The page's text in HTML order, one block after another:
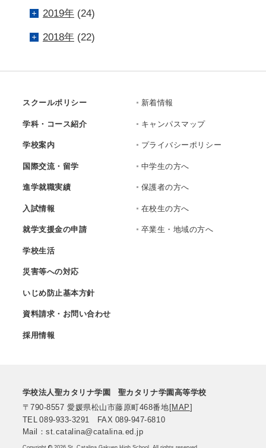
2019年(24)
2018年(22)
スクールポリシー
学科・コース紹介
学校案内
国際交流・留学
進学就職実績
入試情報
就学支援金の申請
学校生活
災害等への対応
いじめ防止基本方針
資料請求・お問い合わせ
採用情報
新着情報
キャンパスマップ
プライバシーポリシー
中学生の方へ
保護者の方へ
在校生の方へ
卒業生・地域の方へ
学校法人聖カタリナ学園
聖カタリナ学園高等学校
〒790-8557 愛媛県松山市藤原町468番地 [MAP]
TEL
089-933-3291 FAX 089-947-6810
Mail：st.catalina@catalina.ed.jp